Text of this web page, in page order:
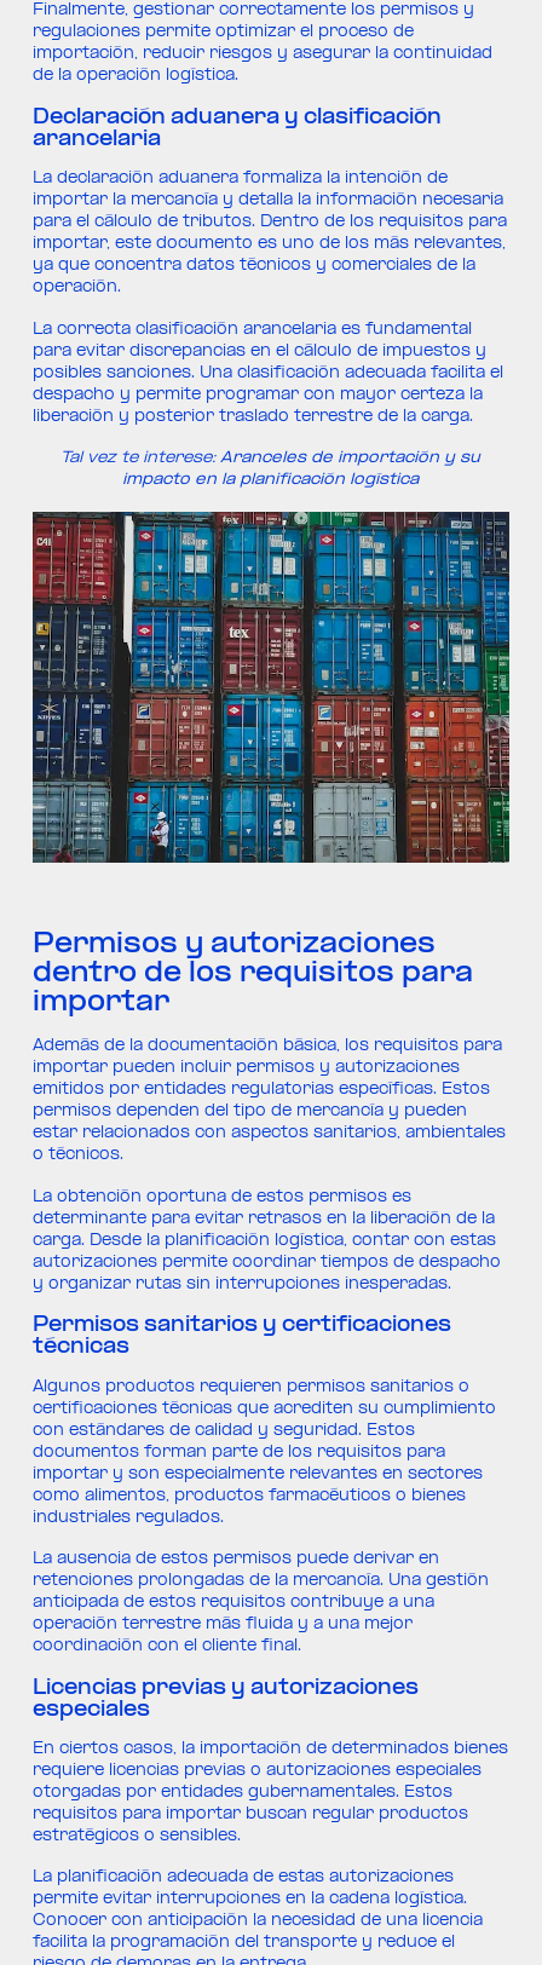
Finalmente, gestionar correctamente los permisos y
regulaciones permite optimizar el proceso de
importación, reducir riesgos y asegurar la continuidad
de la operación logística.
Declaración aduanera y clasificación
arancelaria
La declaración aduanera formaliza la intención de
importar la mercancía y detalla la información necesaria
para el cálculo de tributos. Dentro de los requisitos para
importar, este documento es uno de los más relevantes,
ya que concentra datos técnicos y comerciales de la
operación.
La correcta clasificación arancelaria es fundamental
para evitar discrepancias en el cálculo de impuestos y
posibles sanciones. Una clasificación adecuada facilita el
despacho y permite programar con mayor certeza la
liberación y posterior traslado terrestre de la carga.
Tal vez te interese: Aranceles de importación y su
impacto en la planificación logística
Permisos y autorizaciones
dentro de los requisitos para
importar
Además de la documentación básica, los requisitos para
importar pueden incluir permisos y autorizaciones
emitidos por entidades regulatorias específicas. Estos
permisos dependen del tipo de mercancía y pueden
estar relacionados con aspectos sanitarios, ambientales
o técnicos.
La obtención oportuna de estos permisos es
determinante para evitar retrasos en la liberación de la
carga. Desde la planificación logística, contar con estas
autorizaciones permite coordinar tiempos de despacho
y organizar rutas sin interrupciones inesperadas.
Permisos sanitarios y certificaciones
técnicas
Algunos productos requieren permisos sanitarios o
certificaciones técnicas que acrediten su cumplimiento
con estándares de calidad y seguridad. Estos
documentos forman parte de los requisitos para
importar y son especialmente relevantes en sectores
como alimentos, productos farmacéuticos o bienes
industriales regulados.
La ausencia de estos permisos puede derivar en
retenciones prolongadas de la mercancía. Una gestión
anticipada de estos requisitos contribuye a una
operación terrestre más fluida y a una mejor
coordinación con el cliente final.
Licencias previas y autorizaciones
especiales
En ciertos casos, la importación de determinados bienes
requiere licencias previas o autorizaciones especiales
otorgadas por entidades gubernamentales. Estos
requisitos para importar buscan regular productos
estratégicos o sensibles.
La planificación adecuada de estas autorizaciones
permite evitar interrupciones en la cadena logística.
Conocer con anticipación la necesidad de una licencia
facilita la programación del transporte y reduce el